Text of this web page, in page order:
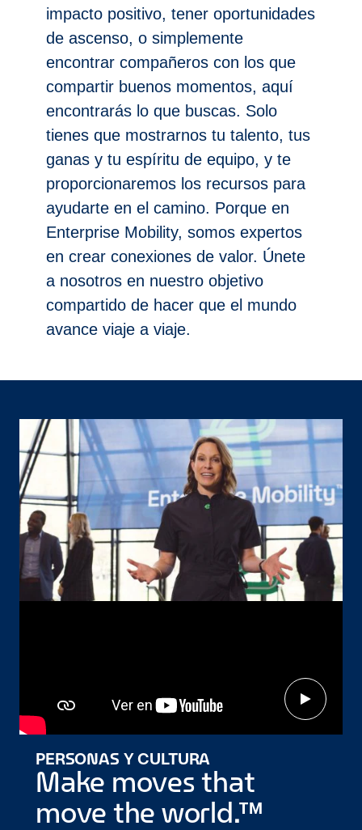
impacto positivo, tener oportunidades
de ascenso, o simplemente
encontrar compañeros con los que
compartir buenos momentos, aquí
encontrarás lo que buscas. Solo
tienes que mostrarnos tu talento, tus
ganas y tu espíritu de equipo, y te
proporcionaremos los recursos para
ayudarte en el camino. Porque en
Enterprise Mobility, somos expertos
en crear conexiones de valor. Únete
a nosotros en nuestro objetivo
compartido de hacer que el mundo
avance viaje a viaje.
PERSONAS Y CULTURA
Make moves that
move the world.™